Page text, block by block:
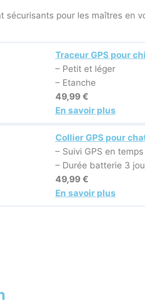
sécurisants pour les maîtres en
Traceur GPS pour
– Petit et léger
– Etanche
49,99 €
En savoir plus
Collier GPS pour
– Suivi GPS en
– Durée batterie 3
49,99 €
En savoir plus